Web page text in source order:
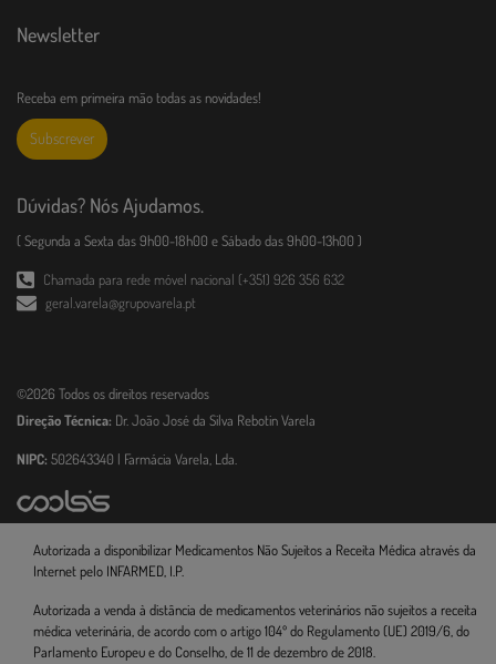
Newsletter
Receba em primeira mão todas as novidades!
Subscrever
Dúvidas? Nós Ajudamos.
( Segunda a Sexta das 9h00-18h00 e Sábado das 9h00-13h00 )
Chamada para rede móvel nacional (+351) 926 356 632
geral.varela@grupovarela.pt
©2026 Todos os direitos reservados
Direção Técnica: Dr. João José da Silva Rebotin Varela
NIPC: 502643340 | Farmácia Varela, Lda.
Autorizada a disponibilizar Medicamentos Não Sujeitos a Receita Médica através da
Internet pelo INFARMED, I.P.
Autorizada a venda à distância de medicamentos veterinários não sujeitos a receita
médica veterinária, de acordo com o artigo 104º do Regulamento (UE) 2019/6, do
Parlamento Europeu e do Conselho, de 11 de dezembro de 2018.